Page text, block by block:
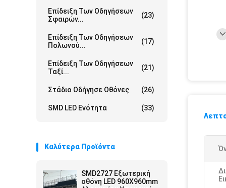
Επίδειξη Των Οδηγήσεων
Σφαιρών...
(23)
Επίδειξη Των Οδηγήσεων
Πολωνού...
(17)
Επίδειξη Των Οδηγήσεων
Ταξί...
(21)
Στάδιο Οδήγησε Οθόνες (26)
SMD LED Ενότητα (33)
Καλύτερα Προϊόντα
SMD2727 Εξωτερική
οθόνη LED 960X960mm